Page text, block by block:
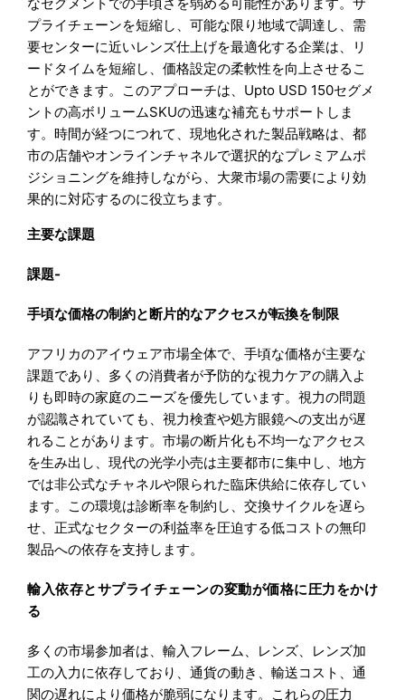
プライチェーンを短縮し、可能な限り地域で調達し、需
要センターに近いレンズ仕上げを最適化する企業は、リ
ードタイムを短縮し、価格設定の柔軟性を向上させるこ
とができます。このアプローチは、Upto USD 150セグメ
ントの高ボリュームSKUの迅速な補充もサポートしま
す。時間が経つにつれて、現地化された製品戦略は、都
市の店舗やオンラインチャネルで選択的なプレミアムポ
ジショニングを維持しながら、大衆市場の需要により効
果的に対応するのに役立ちます。
主要な課題
課題-
手頃な価格の制約と断片的なアクセスが転換を制限
アフリカのアイウェア市場全体で、手頃な価格が主要な
課題であり、多くの消費者が予防的な視力ケアの購入よ
りも即時の家庭のニーズを優先しています。視力の問題
が認識されていても、視力検査や処方眼鏡への支出が遅
れることがあります。市場の断片化も不均一なアクセス
を生み出し、現代の光学小売は主要都市に集中し、地方
では非公式なチャネルや限られた臨床供給に依存してい
ます。この環境は診断率を制約し、交換サイクルを遅ら
せ、正式なセクターの利益率を圧迫する低コストの無印
製品への依存を支持します。
輸入依存とサプライチェーンの変動が価格に圧力をかけ
る
多くの市場参加者は、輸入フレーム、レンズ、レンズ加
工の入力に依存しており、通貨の動き、輸送コスト、通
関の遅れにより価格が脆弱になります。これらの圧力